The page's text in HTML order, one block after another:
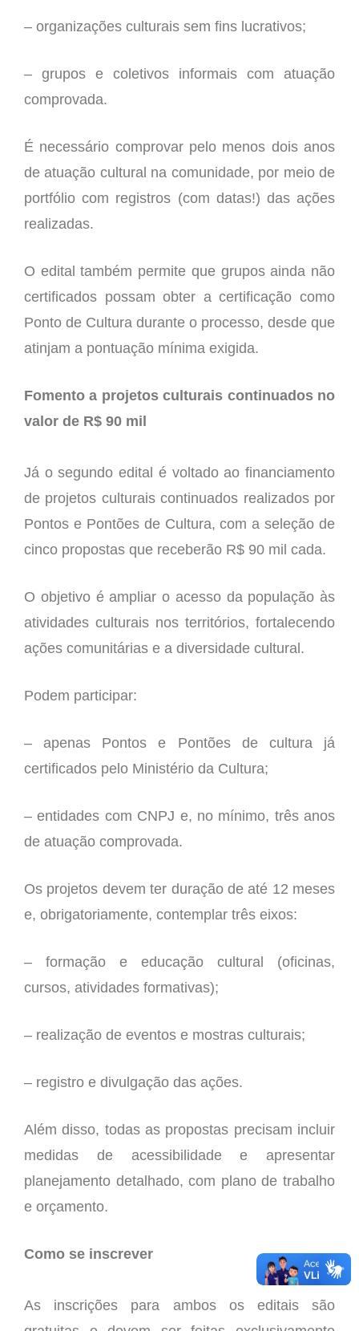
– organizações culturais sem fins lucrativos;
– grupos e coletivos informais com atuação
comprovada.
É necessário comprovar pelo menos dois anos
de atuação cultural na comunidade, por meio de
portfólio com registros (com datas!) das ações
realizadas.
O edital também permite que grupos ainda não
certificados possam obter a certificação como
Ponto de Cultura durante o processo, desde que
atinjam a pontuação mínima exigida.
Fomento a projetos culturais continuados no
valor de R$ 90 mil
Já o segundo edital é voltado ao financiamento
de projetos culturais continuados realizados por
Pontos e Pontões de Cultura, com a seleção de
cinco propostas que receberão R$ 90 mil cada.
O objetivo é ampliar o acesso da população às
atividades culturais nos territórios, fortalecendo
ações comunitárias e a diversidade cultural.
Podem participar:
–apenas Pontos e Pontões de cultura já
certificados pelo Ministério da Cultura;
–entidades com CNPJ e, no mínimo, três anos
de atuação comprovada.
Os projetos devem ter duração de até 12 meses
e, obrigatoriamente, contemplar três eixos:
– formação e educação cultural (oficinas,
cursos, atividades formativas);
– realização de eventos e mostras culturais;
– registro e divulgação das ações.
Além disso, todas as propostas precisam incluir
medidas de acessibilidade e apresentar
planejamento detalhado, com plano de trabalho
e orçamento.
Como se inscrever
As inscrições para ambos os editais são